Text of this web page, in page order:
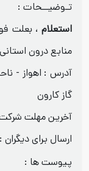
تـوضیــحات :
استعلام ، بعلت
منابع درون
آدرس : اهواز -
گاز کارون
آخرین مهلت
ارسال برای دیگران :
پیوست ها :